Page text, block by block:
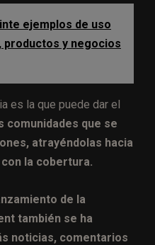
ejemplos de uso
productos y negocios
es la que puede dar el
comunidades que se
atrayéndolas hacia
la cobertura.
de la
también se ha
noticias, comentarios